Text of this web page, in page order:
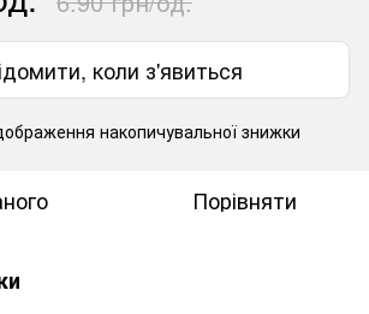
коли з'явиться
накопичувальної знижки
Порівняти